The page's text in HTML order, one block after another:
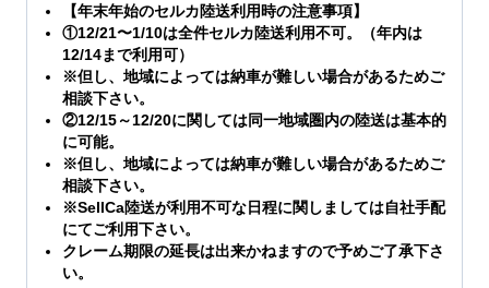
【年末年始のセルカ陸送利用時の注意事項】
①12/21〜1/10は全件セルカ陸送利用不可。（年内は
12/14まで利用可）
※但し、地域によっては納車が難しい場合があるためご
相談下さい。
②12/15～12/20に関しては同一地域圏内の陸送は基本的
に可能。
※但し、地域によっては納車が難しい場合があるためご
相談下さい。
※SellCa陸送が利用不可な日程に関しましては自社手配
にてご利用下さい。
クレーム期限の延長は出来かねますので予めご了承下さ
い。